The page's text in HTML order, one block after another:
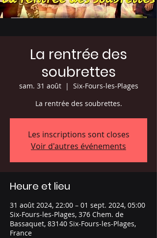
La rentrée des
soubrettes
sam. 31 août
  |
Six-Fours-les-Plages
La rentrée des soubrettes.
Les inscriptions sont closes
Voir d'autres événements
Heure et lieu
31 août 2024, 22:00 – 01 sept. 2024, 05:00
Six-Fours-les-Plages, 376 Chem. de
Bassaquet, 83140 Six-Fours-les-Plages,
France